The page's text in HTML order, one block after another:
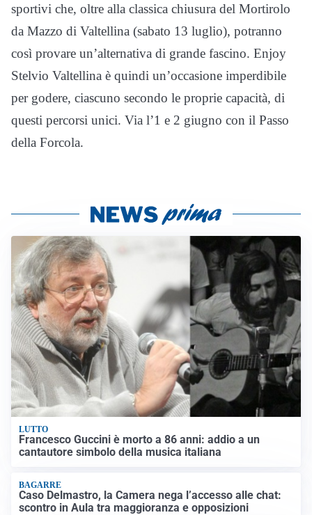
sportivi che, oltre alla classica chiusura del Mortirolo
da Mazzo di Valtellina (sabato 13 luglio), potranno
così provare un’alternativa di grande fascino. Enjoy
Stelvio Valtellina è quindi un’occasione imperdibile
per godere, ciascuno secondo le proprie capacità, di
questi percorsi unici. Via l’1 e 2 giugno con il Passo
della Forcola.
LUTTO
Francesco Guccini è morto a 86 anni: addio a un
cantautore simbolo della musica italiana
BAGARRE
Caso Delmastro, la Camera nega l’accesso alle chat:
scontro in Aula tra maggioranza e opposizioni